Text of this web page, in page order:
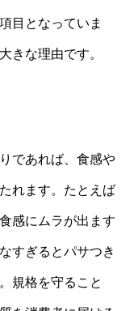
目となっていま
きな理由です。
であれば、食感や
れます。たとえば
感にムラが出ます
すぎるとパサつき
規格を守ること